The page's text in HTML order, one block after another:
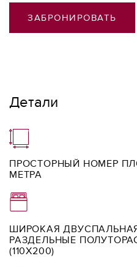
ЗАБРОНИРОВАТЬ
Детали
ПРОСТОРНЫЙ НОМЕР
МЕТРА
ШИРОКАЯ ДВУСПАЛЬНАЯ
РАЗДЕЛЬНЫЕ
(110Х200)